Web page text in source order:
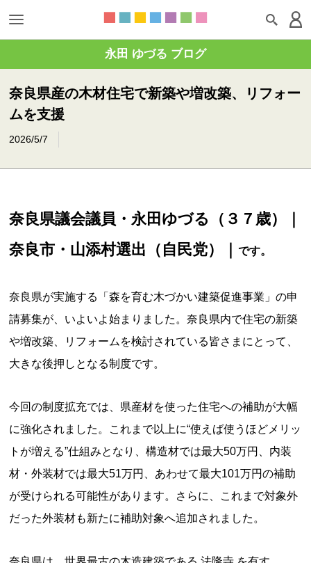
永田 ゆづる ブログ
奈良県産の木材住宅で新築や増改築、リフォー
ムを支援
2026/5/7
奈良県議会議員・永田ゆづる（３７歳）｜
奈良市・山添村選出（自民党）｜です。
奈良県が実施する「森を育む木づかい建築促進事業」の申
請募集が、いよいよ始まりました。奈良県内で住宅の新築
や増改築、リフォームを検討されている皆さまにとって、
大きな後押しとなる制度です。
今回の制度拡充では、県産材を使った住宅への補助が大幅
に強化されました。これまで以上に“使えば使うほどメリッ
トが増える”仕組みとなり、構造材では最大50万円、内装
材・外装材では最大51万円、あわせて最大101万円の補助
が受けられる可能性があります。さらに、これまで対象外
だった外装材も新たに補助対象へ追加されました。